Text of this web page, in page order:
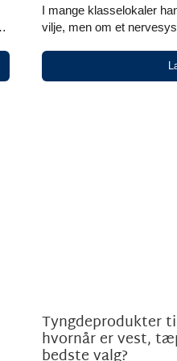
I mange klasselokaler
vilje, men om et
Her kan en tyngdevest i
meningsfuldt
Tyngdeprodukter
hvornår er vest,